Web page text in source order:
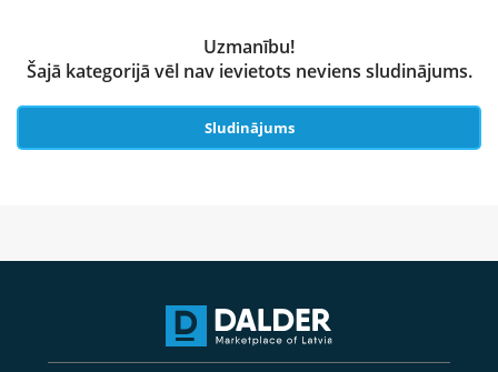
Uzmanību!
Šajā kategorijā vēl nav ievietots neviens sludinājums.
Sludinājums